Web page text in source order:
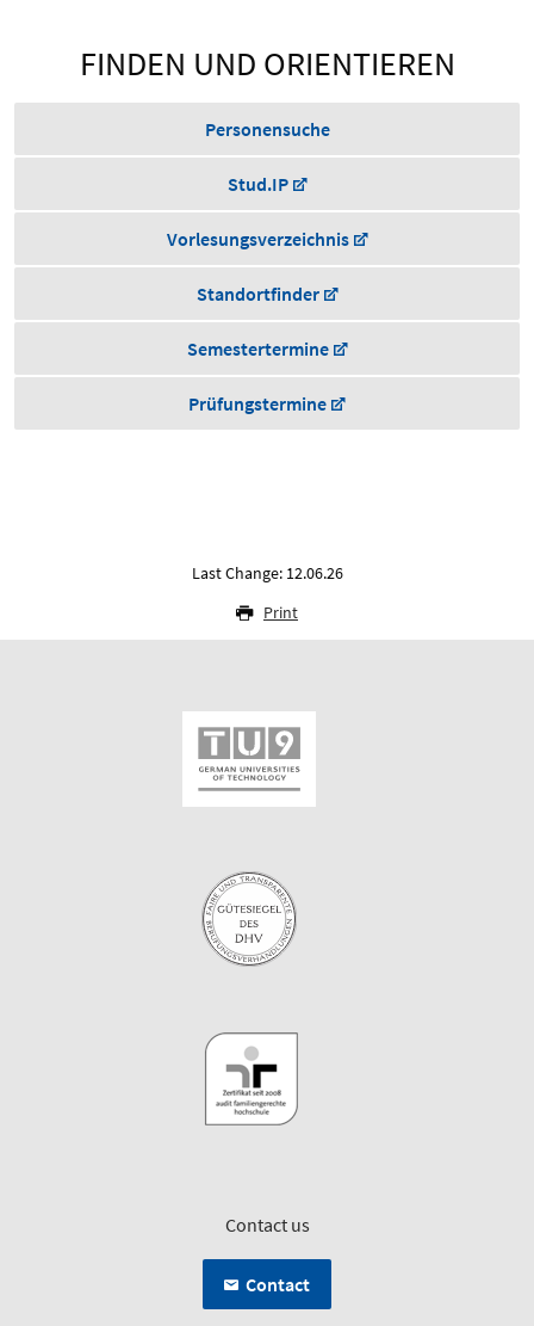
FINDEN UND ORIENTIEREN
Personensuche
Stud.IP
Vorlesungsverzeichnis
Standortfinder
Semestertermine
Prüfungstermine
Last Change: 12.06.26
Print
Contact us
Contact